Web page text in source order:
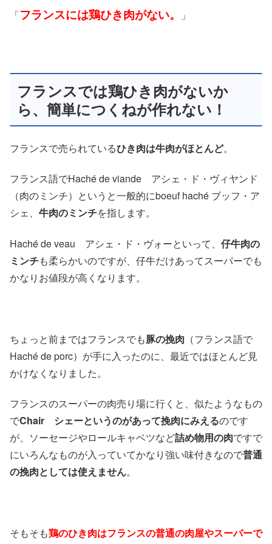
「フランスには鶏ひき肉がない。 」
フランスでは鶏ひき肉がないか
ら、簡単につくねが作れない！
フランスで売られているひき肉は牛肉がほとんど。
フランス語でHaché de viande アシェ・ド・ヴィヤンド
（肉のミンチ）というと一般的にboeuf haché ブッフ・ア
シェ、 牛肉のミンチを指します。
Haché de veau アシェ・ド・ヴォーといって、 仔牛肉の
ミンチも柔らかいのですが、仔牛だけあってスーパーでも
かなりお値段が高くなります。
ちょっと前まではフランスでも豚の挽肉 （フランス語で
Haché de porc）が手に入ったのに、最近ではほとんど見
かけなくなりました。
フランスのスーパーの肉売り場に行くと、似たようなもの
でChair シェーというのがあって挽肉にみえるのです
が、ソーセージやロールキャベツなど詰め物用の肉ですで
にいろんなものが入っていてかなり強い味付きなので普通
の挽肉としては使えません。
そもそも鶏のひき肉はフランスの普通の肉屋やスーパーで